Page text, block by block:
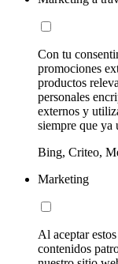
Con tu
promociones
productos
personales
externos y
siempre que ya
Bing, Criteo,
Marketing
Al aceptar
contenidos